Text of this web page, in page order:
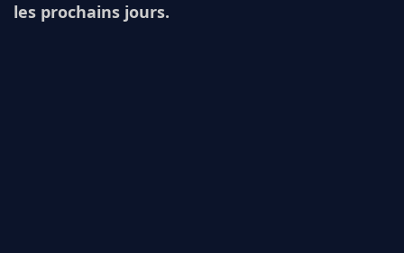
les prochains jours.